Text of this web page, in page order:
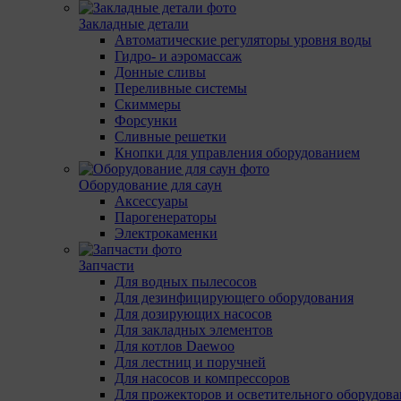
Закладные детали
Автоматические регуляторы уровня воды
Гидро- и аэромассаж
Донные сливы
Переливные системы
Скиммеры
Форсунки
Сливные решетки
Кнопки для управления оборудованием
Оборудование для саун
Аксессуары
Парогенераторы
Электрокаменки
Запчасти
Для водных пылесосов
Для дезинфицирующего оборудования
Для дозирующих насосов
Для закладных элементов
Для котлов Daewoo
Для лестниц и поручней
Для насосов и компрессоров
Для прожекторов и осветительного